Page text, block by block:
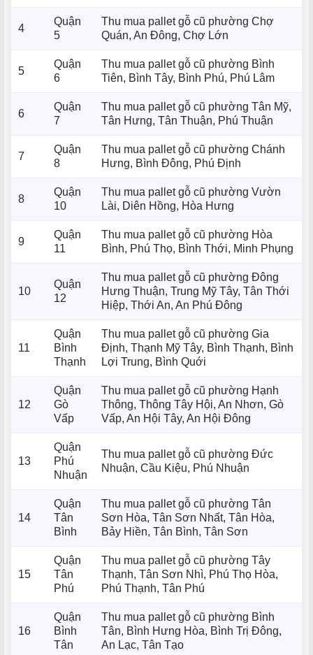
4
Quận
5
Thu mua pallet gỗ cũ phường Chợ
Quán, An Đông, Chợ Lớn
5
Quận
6
Thu mua pallet gỗ cũ phường Bình
Tiên, Bình Tây, Bình Phú, Phú Lâm
6
Quận
7
Thu mua pallet gỗ cũ phường Tân Mỹ,
Tân Hưng, Tân Thuận, Phú Thuận
7
Quận
8
Thu mua pallet gỗ cũ phường Chánh
Hưng, Bình Đông, Phú Định
8
Quận
10
Thu mua pallet gỗ cũ phường Vườn
Lài, Diên Hồng, Hòa Hưng
9
Quận
11
Thu mua pallet gỗ cũ phường Hòa
Bình, Phú Thọ, Bình Thới, Minh Phụng
10
Quận
12
Thu mua pallet gỗ cũ phường Đông
Hưng Thuận, Trung Mỹ Tây, Tân Thới
Hiệp, Thới An, An Phú Đông
11
Quận
Bình
Thạnh
Thu mua pallet gỗ cũ phường Gia
Định, Thạnh Mỹ Tây, Bình Thạnh, Bình
Lợi Trung, Bình Quới
12
Quận
Gò
Vấp
Thu mua pallet gỗ cũ phường Hạnh
Thông, Thông Tây Hội, An Nhơn, Gò
Vấp, An Hội Tây, An Hội Đông
13
Quận
Phú
Nhuận
Thu mua pallet gỗ cũ phường Đức
Nhuận, Cầu Kiệu, Phú Nhuận
14
Quận
Tân
Bình
Thu mua pallet gỗ cũ phường Tân
Sơn Hòa, Tân Sơn Nhất, Tân Hòa,
Bảy Hiền, Tân Bình, Tân Sơn
15
Quận
Tân
Phú
Thu mua pallet gỗ cũ phường Tây
Thạnh, Tân Sơn Nhì, Phú Thọ Hòa,
Phú Thạnh, Tân Phú
16
Quận
Bình
Tân
Thu mua pallet gỗ cũ phường Bình
Tân, Bình Hưng Hòa, Bình Trị Đông,
An Lạc, Tân Tạo